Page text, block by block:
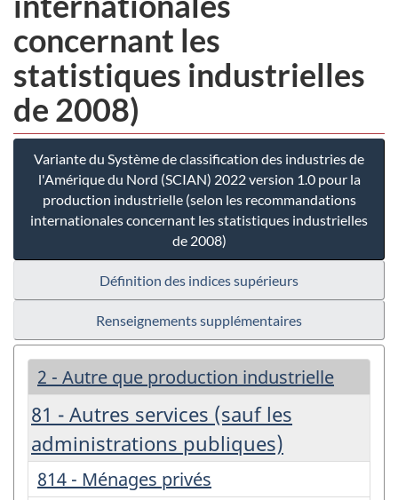
concernant les
statistiques industrielles
de 2008)
Variante du Système de classification des industries de
l'Amérique du Nord (SCIAN) 2022 version 1.0 pour la
production industrielle (selon les recommandations
internationales concernant les statistiques industrielles
de 2008)
Définition des indices supérieurs
Renseignements supplémentaires
2 - Autre que production industrielle
81 - Autres services (sauf les
administrations publiques)
814 - Ménages privés